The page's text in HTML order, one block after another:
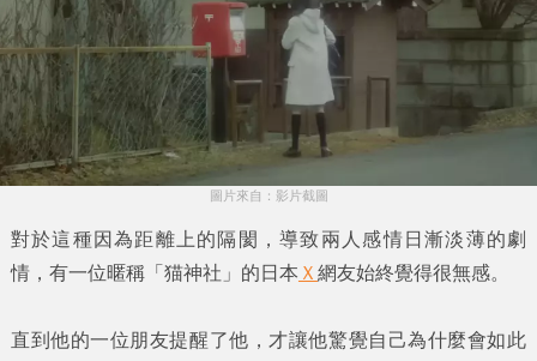
圖片來自：影片截圖
對於這種因為距離上的隔閡，導致兩人感情日漸淡薄的劇
情，有一位暱稱「猫神社」 的日本 Ｘ 網友始終覺得很無感。
直到他的一位朋友提醒了他，才讓他驚覺自己為什麼會如此